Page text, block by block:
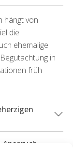
hängt von
die
ehemalige
in
früh